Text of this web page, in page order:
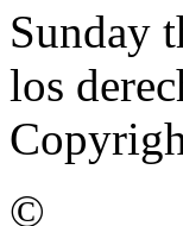
Sunday
los
©